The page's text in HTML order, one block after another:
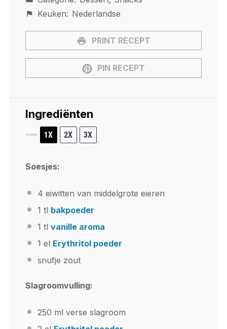
Keuken: Nederlandse
PRINT RECEPT
PIN RECEPT
Ingrediënten
SCHAAL 1X 2X 3X
Soesjes:
4 eiwitten van middelgrote eieren
1 tl bakpoeder
1 tl vanille aroma
1 el Erythritol poeder
snufje zout
Slagroomvulling:
250 ml verse slagroom